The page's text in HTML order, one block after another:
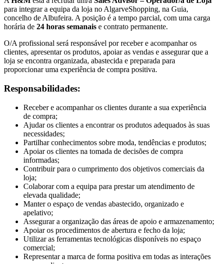
para integrar a equipa da loja no AlgarveShopping, na Guia,
concelho de Albufeira. A posição é a tempo parcial, com uma carga
horária de 24 horas semanais e contrato permanente.
O/A profissional será responsável por receber e acompanhar os
clientes, apresentar os produtos, apoiar as vendas e assegurar que a
loja se encontra organizada, abastecida e preparada para
proporcionar uma experiência de compra positiva.
Responsabilidades:
Receber e acompanhar os clientes durante a sua experiência
de compra;
Ajudar os clientes a encontrar os produtos adequados às suas
necessidades;
Partilhar conhecimentos sobre moda, tendências e produtos;
Apoiar os clientes na tomada de decisões de compra
informadas;
Contribuir para o cumprimento dos objetivos comerciais da
loja;
Colaborar com a equipa para prestar um atendimento de
elevada qualidade;
Manter o espaço de vendas abastecido, organizado e
apelativo;
Assegurar a organização das áreas de apoio e armazenamento;
Apoiar os procedimentos de abertura e fecho da loja;
Utilizar as ferramentas tecnológicas disponíveis no espaço
comercial;
Representar a marca de forma positiva em todas as interações